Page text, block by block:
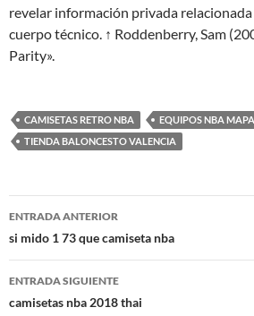
revelar información privada relacionada
cuerpo técnico. ↑ Roddenberry, Sam
Parity».
CAMISETAS RETRO NBA
EQUIPOS NBA MAPA
TIENDA BALONCESTO VALENCIA
Navegación
de
entradas
ENTRADA ANTERIOR
si mido 1 73 que camiseta nba
ENTRADA SIGUIENTE
camisetas nba 2018 thai